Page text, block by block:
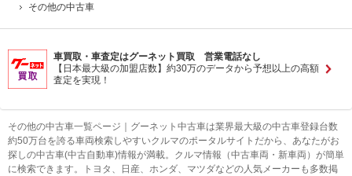
その他の中古車
車買取・車査定はグーネット買取 営業電話なし
【日本最大級の加盟店数】約30万のデータから予想以上の高額
査定を実現！
その他の中古車一覧ページ｜グーネット中古車は業界最大級の中古車登録台数
約50万台を誇る車両検索しやすいクルマのポータルサイトだから、あなたがお
探しの中古車(中古自動車)情報が満載。クルマ情報（中古車両・新車両）が簡単
に検索できます。トヨタ、日産、ホンダ、マツダなどの人気メーカーも多数掲